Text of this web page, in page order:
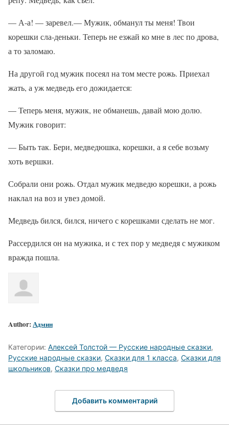
— А-а! — заревел.— Мужик, обманул ты меня! Твои
корешки сла-деньки. Теперь не езжай ко мне в лес по дрова,
а то заломаю.
На другой год мужик посеял на том месте рожь. Приехал
жать, а уж медведь его дожидается:
— Теперь меня, мужик, не обманешь, давай мою долю.
Мужик говорит:
— Быть так. Бери, медведюшка, корешки, а я себе возьму
хоть вершки.
Собрали они рожь. Отдал мужик медведю корешки, а рожь
наклал на воз и увез домой.
Медведь бился, бился, ничего с корешками сделать не мог.
Рассердился он на мужика, и с тех пор у медведя с мужиком
вражда пошла.
Author:Админ
Категории: Алексей Толстой — Русские народные сказки,
Русские народные сказки, Сказки для 1 класса, Сказки для
школьников, Сказки про медведя
Добавить комментарий